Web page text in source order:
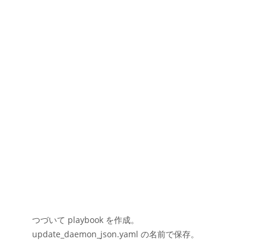
つづいて playbook を作成。
update_daemon_json.yaml の名前で保存。